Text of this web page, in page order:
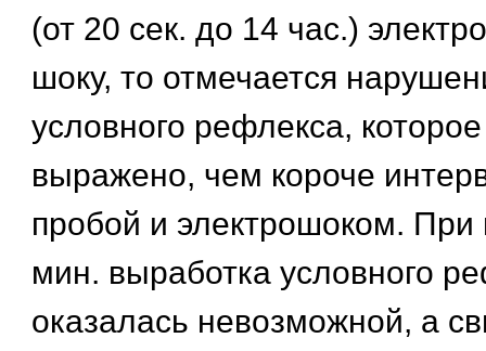
(от 20 сек. до 14 час.)
шоку, то отмечается
условного рефлекса,
выражено, чем короче
пробой и электрошоком. При
мин. выработка условного
оказалась невозможной, а